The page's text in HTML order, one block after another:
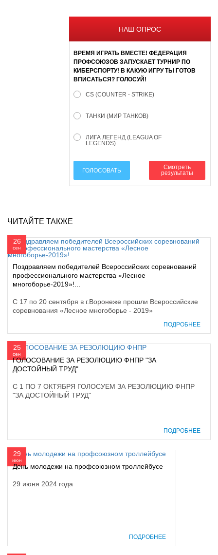
НАШ ОПРОС
ВРЕМЯ ИГРАТЬ ВМЕСТЕ! ФЕДЕРАЦИЯ
ПРОФСОЮЗОВ ЗАПУСКАЕТ ТУРНИР ПО
КИБЕРСПОРТУ! В КАКУЮ ИГРУ ТЫ ГОТОВ
ВПИСАТЬСЯ? ГОЛОСУЙ!
CS (COUNTER - STRIKE)
ТАНКИ (МИР ТАНКОВ)
ЛИГА ЛЕГЕНД (LEAGUA OF
LEGENDS)
ГОЛОСОВАТЬ
Смотреть
результаты
ЧИТАЙТЕ ТАКЖЕ
26
сен
Поздравляем победителей Всероссийских соревнований
профессионального мастерства «Лесное
многоборье-2019»!...
С 17 по 20 сентября в г.Воронеже прошли Всероссийские
соревнования «Лесное многоборье - 2019»
ПОДРОБНЕЕ
25
сен
ГОЛОСОВАНИЕ ЗА РЕЗОЛЮЦИЮ ФНПР "ЗА
ДОСТОЙНЫЙ ТРУД"
С 1 ПО 7 ОКТЯБРЯ ГОЛОСУЕМ ЗА РЕЗОЛЮЦИЮ ФНПР
"ЗА ДОСТОЙНЫЙ ТРУД"
ПОДРОБНЕЕ
29
июн
День молодежи на профсоюзном троллейбусе
29 июня 2024 года
ПОДРОБНЕЕ